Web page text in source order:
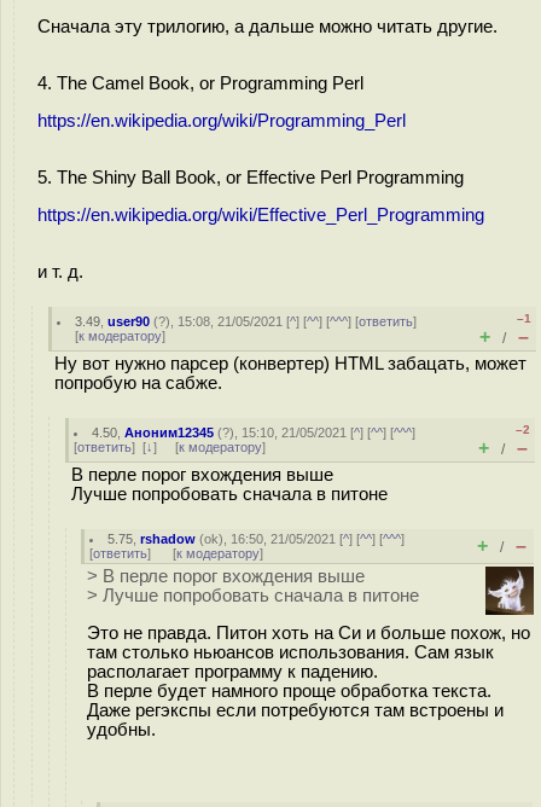
Сначала эту трилогию, а дальше можно читать другие.
4. The Camel Book, or Programming Perl
https://en.wikipedia.org/wiki/Programming_Perl
5. The Shiny Ball Book, or Effective Perl Programming
https://en.wikipedia.org/wiki/Effective_Perl_Programming
и т. д.
3.49 ,user90 (?), 15:08, 21/05/2021 [^] [^^] [^^^] [ответить]
[к модератору]
–1
+ / –
Ну вот нужно парсер (конвертер) HTML забацать, может
попробую на сабже.
4.50 ,Аноним12345 (?), 15:10, 21/05/2021 [^] [^^] [^^^]
[ответить] [↓] [к модератору]
–2
+ / –
В перле порог вхождения выше
Лучше попробовать сначала в питоне
5.75 ,rshadow (ok), 16:50, 21/05/2021 [^] [^^] [^^^]
[ответить] [к модератору] + / –
> В перле порог вхождения выше
> Лучше попробовать сначала в питоне
Это не правда. Питон хоть на Си и больше похож, но
там столько ньюансов использования. Сам язык
располагает программу к падению.
В перле будет намного проще обработка текста.
Даже регэкспы если потребуются там встроены и
удобны.